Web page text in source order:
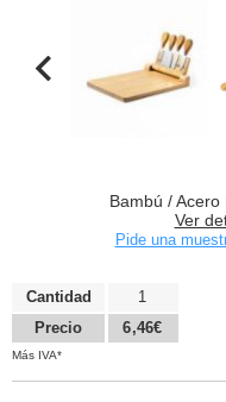
Bambú / Acero
Ver
Pide una
Cantidad
Precio
1
6,46€
Más IVA*